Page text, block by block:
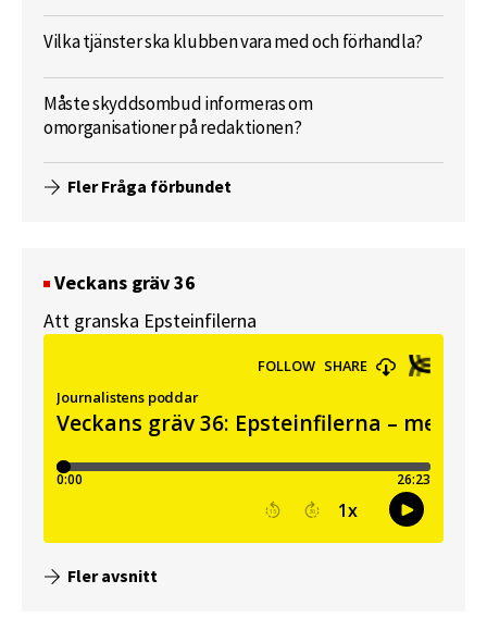
Vilka tjänster ska klubben vara med och förhandla?
Måste skyddsombud informeras om
omorganisationer på redaktionen?
Fler Fråga förbundet
Veckans gräv 36
Att granska Epsteinfilerna
Fler avsnitt